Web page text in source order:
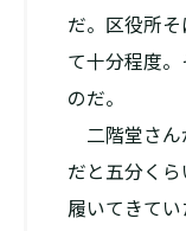
だ。区役所
て十分程度
のだ。
二階堂さん
だと五分く
履いてきて